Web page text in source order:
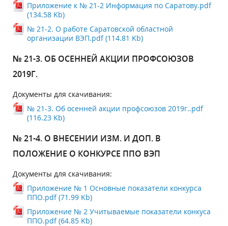
Приложение к № 21-2 Информация по Саратову.pdf
(134.58 Kb)
№ 21-2. О работе Саратовской областной
организации ВЭП.pdf (114.81 Kb)
№ 21-3. ОБ ОСЕННЕЙ АКЦИИ ПРОФСОЮЗОВ
2019Г.
Документы для скачивания:
№ 21-3. Об осенней акции профсоюзов 2019г..pdf
(116.23 Kb)
№ 21-4. О ВНЕСЕНИИ ИЗМ. И ДОП. В
ПОЛОЖЕНИЕ О КОНКУРСЕ ППО ВЭП
Документы для скачивания:
Приложение № 1 Основные показатели конкурса
ППО.pdf (71.99 Kb)
Приложение № 2 Учитываемые показатели конкуса
ППО.pdf (64.85 Kb)